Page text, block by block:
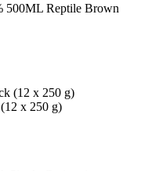
500ML Reptile Brown
x 250 g)